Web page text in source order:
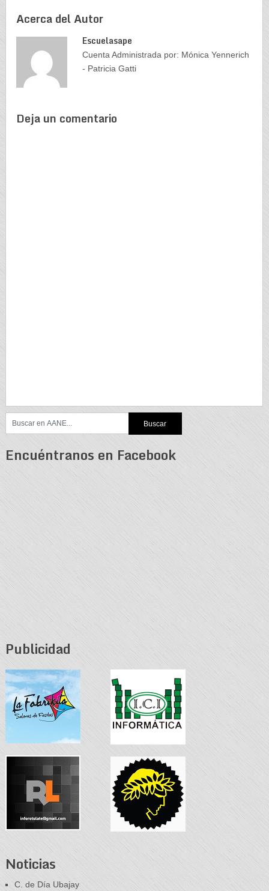
Acerca del Autor
Escuelasape
Cuenta Administrada por: Mónica Yennerich
- Patricia Gatti
Deja un comentario
Encuéntranos en Facebook
Publicidad
Noticias
C. de Día Ubajay